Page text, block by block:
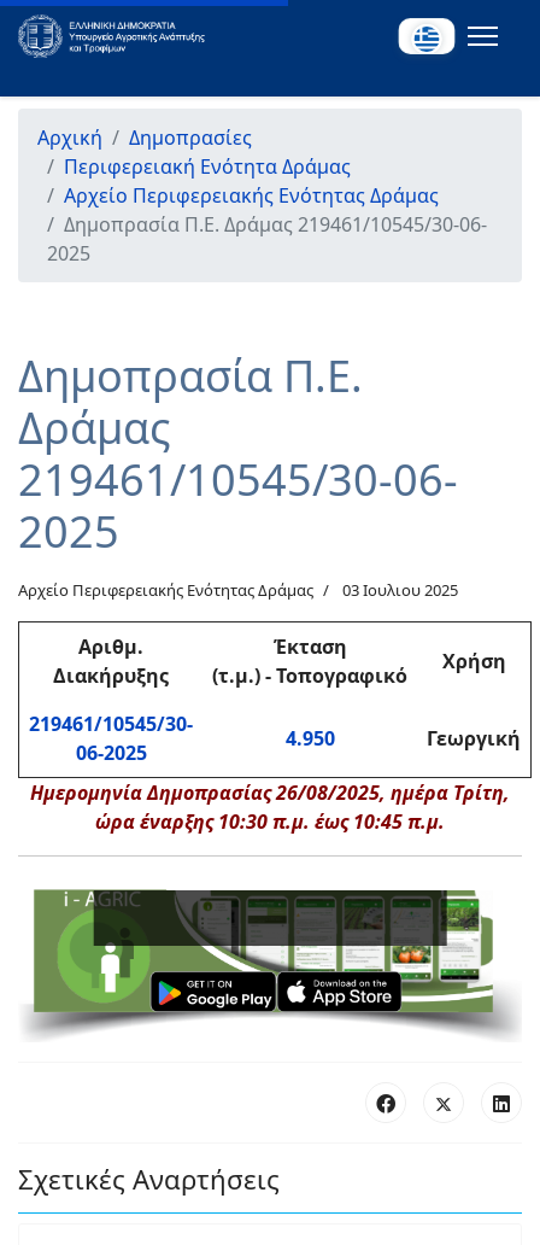
Αρχική
Δημοπρασίες
Περιφερειακή Ενότητα Δράμας
Αρχείο Περιφερειακής Ενότητας Δράμας
Δημοπρασία Π.Ε. Δράμας 219461/10545/30-06-
2025
Δημοπρασία Π.Ε.
Δράμας
219461/10545/30-06-
2025
Αρχείο Περιφερειακής Ενότητας Δράμας 03 Ιουλιου 2025
Αριθμ.
Διακήρυξης
Έκταση
(τ.μ.) - Τοπογραφικό
Χρήση
219461/10545/30-
06-2025
4.950 Γεωργική
Ημερομηνία Δημοπρασίας 26/08/2025, ημέρα Τρίτη,
ώρα έναρξης 10:30 π.μ. έως 10:45 π.μ.
Σχετικές Αναρτήσεις